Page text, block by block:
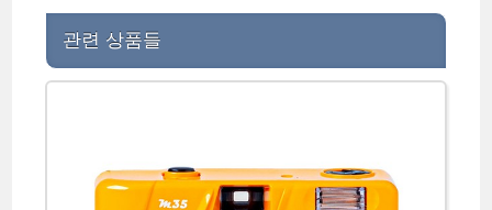
관련 상품들